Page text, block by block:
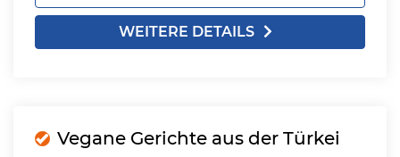
WEITERE DETAILS
Vegane Gerichte aus der Türkei